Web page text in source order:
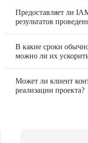
Предоставляет ли
результатов
В какие сроки
можно ли их
Может ли клиент
реализации проекта?